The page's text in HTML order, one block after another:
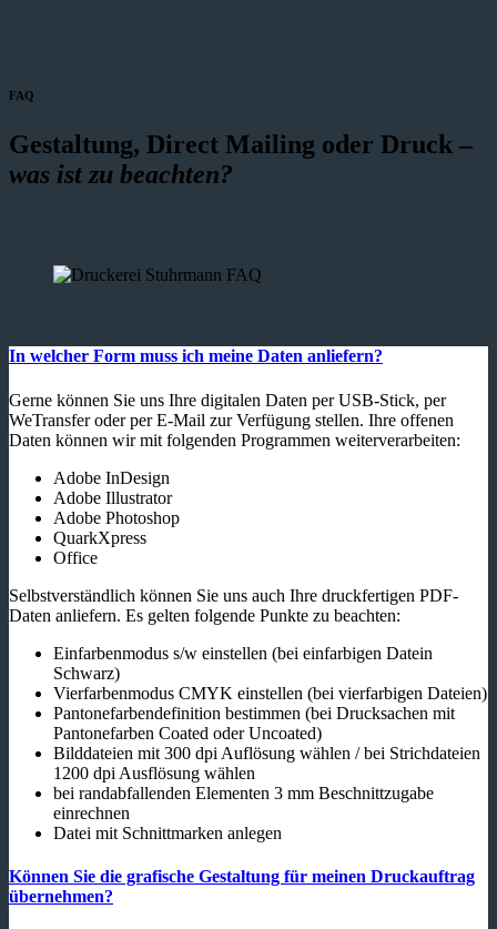
FAQ
Gestaltung, Direct Mailing oder Druck –
was ist zu beachten?
In welcher Form muss ich meine Daten anliefern?
Gerne können Sie uns Ihre digitalen Daten per USB-Stick, per
WeTransfer oder per E-Mail zur Verfügung stellen. Ihre offenen
Daten können wir mit folgenden Programmen weiterverarbeiten:
Adobe InDesign
Adobe Illustrator
Adobe Photoshop
QuarkXpress
Office
Selbstverständlich können Sie uns auch Ihre druckfertigen PDF-
Daten anliefern. Es gelten folgende Punkte zu beachten:
Einfarbenmodus s/w einstellen (bei einfarbigen Datein
Schwarz)
Vierfarbenmodus CMYK einstellen (bei vierfarbigen Dateien)
Pantonefarbendefinition bestimmen (bei Drucksachen mit
Pantonefarben Coated oder Uncoated)
Bilddateien mit 300 dpi Auflösung wählen / bei Strichdateien
1200 dpi Ausflösung wählen
bei randabfallenden Elementen 3 mm Beschnittzugabe
einrechnen
Datei mit Schnittmarken anlegen
Können Sie die grafische Gestaltung für meinen Druckauftrag
übernehmen?